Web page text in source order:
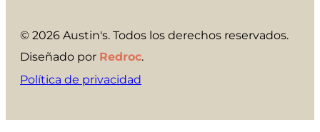
© 2026 Austin's. Todos los derechos reservados.
Diseñado por Redroc.
Política de privacidad